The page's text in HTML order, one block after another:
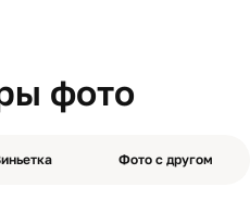
фото
Фото с другом